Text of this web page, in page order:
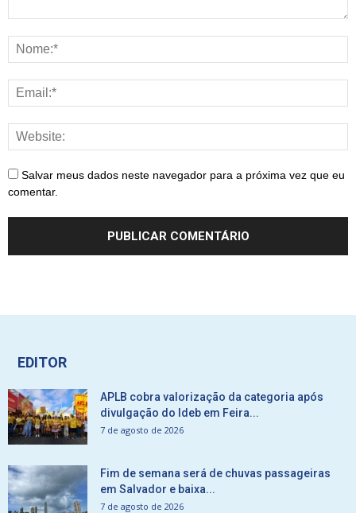
Salvar meus dados neste navegador para a próxima vez que eu
comentar.
EDITOR
APLB cobra valorização da categoria após
divulgação do Ideb em Feira...
7 de agosto de 2026
Fim de semana será de chuvas passageiras
em Salvador e baixa...
7 de agosto de 2026